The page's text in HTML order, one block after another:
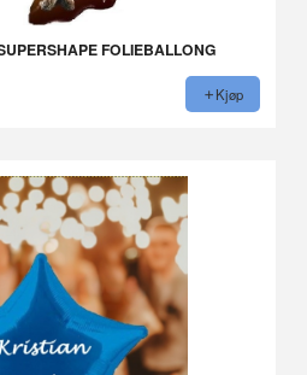
FOLIEBALLONG
Kjøp